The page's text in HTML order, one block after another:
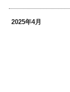
2025年4月